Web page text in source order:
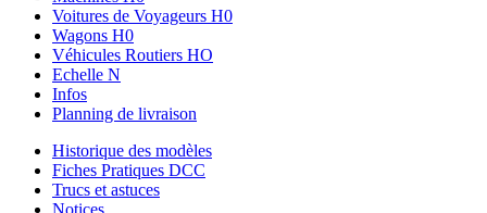
Voitures de Voyageurs H0
Wagons H0
Véhicules Routiers HO
Echelle N
Infos
Planning de livraison
Historique des modèles
Fiches Pratiques DCC
Trucs et astuces
Notices